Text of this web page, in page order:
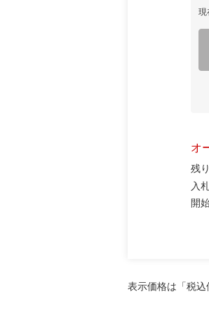
現
オ
残
入
開
表示価格は「税込